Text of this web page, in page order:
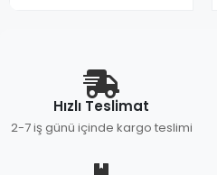
Hızlı Teslimat
2-7 iş günü içinde kargo teslimi